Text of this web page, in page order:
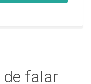
falar